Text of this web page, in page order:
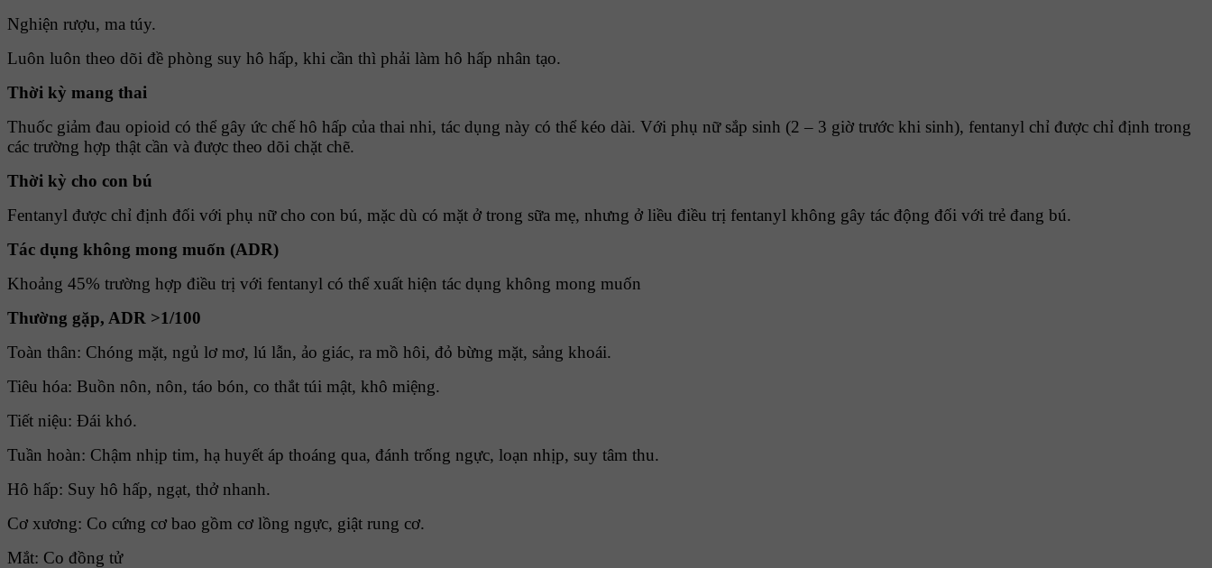
Nghiện rượu, ma túy.
Luôn luôn theo dõi đề phòng suy hô hấp, khi cần thì phải làm hô hấp nhân tạo.
Thời kỳ mang thai
Thuốc giảm đau opioid có thể gây ức chế hô hấp của thai nhi, tác dụng này có thể kéo dài. Với phụ nữ sắp sinh (2 – 3 giờ trước khi sinh), fentanyl chỉ được chỉ định trong
các trường hợp thật cần và được theo dõi chặt chẽ.
Thời kỳ cho con bú
Fentanyl được chỉ định đối với phụ nữ cho con bú, mặc dù có mặt ở trong sữa mẹ, nhưng ở liều điều trị fentanyl không gây tác động đối với trẻ đang bú.
Tác dụng không mong muốn (ADR)
Khoảng 45% trường hợp điều trị với fentanyl có thể xuất hiện tác dụng không mong muốn
Thường gặp, ADR >1/100
Toàn thân: Chóng mặt, ngủ lơ mơ, lú lẫn, ảo giác, ra mồ hôi, đỏ bừng mặt, sảng khoái.
Tiêu hóa: Buồn nôn, nôn, táo bón, co thắt túi mật, khô miệng.
Tiết niệu: Ðái khó.
Tuần hoàn: Chậm nhịp tim, hạ huyết áp thoáng qua, đánh trống ngực, loạn nhịp, suy tâm thu.
Hô hấp: Suy hô hấp, ngạt, thở nhanh.
Cơ xương: Co cứng cơ bao gồm cơ lồng ngực, giật rung cơ.
Mắt: Co đồng tử